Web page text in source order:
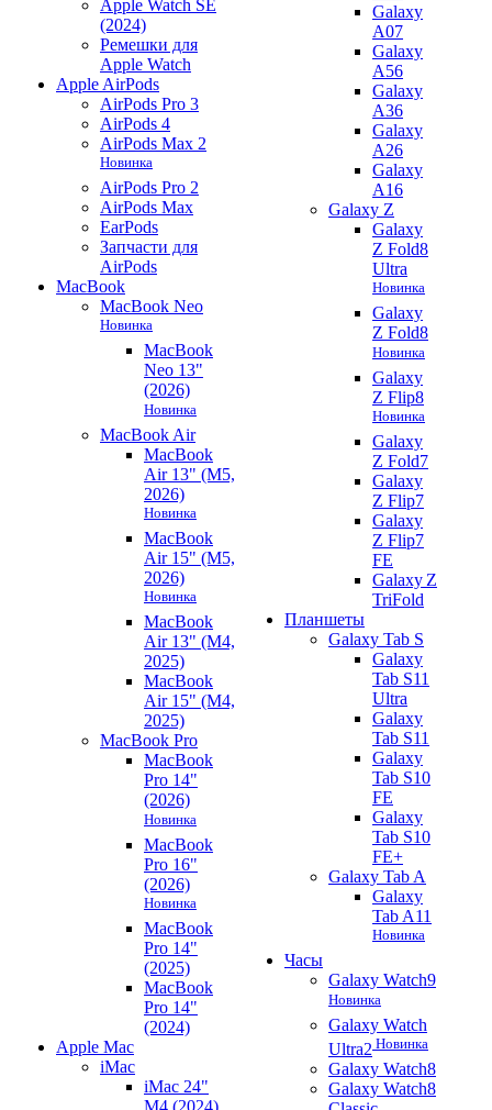
Apple Watch SE
(2024)
Ремешки для
Apple Watch
Apple AirPods
AirPods Pro 3
AirPods 4
AirPods Max 2
Новинка
AirPods Pro 2
AirPods Max
EarPods
Запчасти для
AirPods
MacBook
MacBook Neo
Новинка
MacBook
Neo 13"
(2026)
Новинка
MacBook Air
MacBook
Air 13" (M5,
2026)
Новинка
MacBook
Air 15" (M5,
2026)
Новинка
MacBook
Air 13" (M4,
2025)
MacBook
Air 15" (M4,
2025)
MacBook Pro
MacBook
Pro 14"
(2026)
Новинка
MacBook
Pro 16"
(2026)
Новинка
MacBook
Pro 14"
(2025)
MacBook
Pro 14"
(2024)
Apple Mac
iMac
iMac 24"
M4 (2024)
Galaxy
A07
Galaxy
A56
Galaxy
A36
Galaxy
A26
Galaxy
A16
Galaxy Z
Galaxy
Z Fold8
Ultra
Новинка
Galaxy
Z Fold8
Новинка
Galaxy
Z Flip8
Новинка
Galaxy
Z Fold7
Galaxy
Z Flip7
Galaxy
Z Flip7
FE
Galaxy Z
TriFold
Планшеты
Galaxy Tab S
Galaxy
Tab S11
Ultra
Galaxy
Tab S11
Galaxy
Tab S10
FE
Galaxy
Tab S10
FE+
Galaxy Tab A
Galaxy
Tab A11
Новинка
Часы
Galaxy Watch9
Новинка
Galaxy Watch
Ultra2 Новинка
Galaxy Watch8
Galaxy Watch8